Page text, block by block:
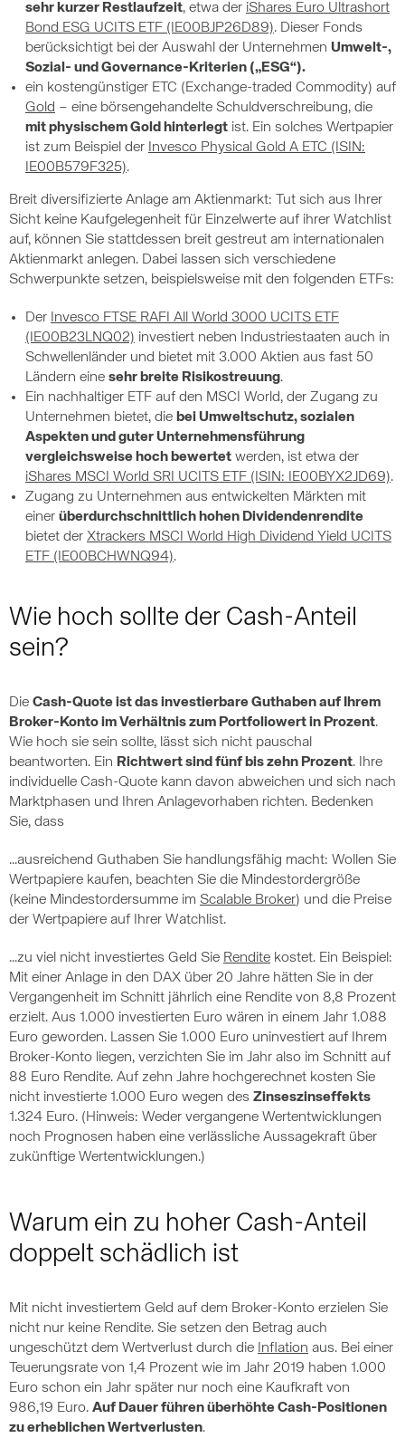
sehr kurzer Restlaufzeit, etwa der iShares Euro Ultrashort
Bond ESG UCITS ETF (IE00BJP26D89). Dieser Fonds
berücksichtigt bei der Auswahl der Unternehmen Umwelt-,
Sozial- und Governance-Kriterien („ESG“).
ein kostengünstiger ETC (Exchange-traded Commodity) auf
Gold – eine börsengehandelte Schuldverschreibung, die
mit physischem Gold hinterlegt ist. Ein solches Wertpapier
ist zum Beispiel der Invesco Physical Gold A ETC (ISIN:
IE00B579F325).
Breit diversifizierte Anlage am Aktienmarkt: Tut sich aus Ihrer
Sicht keine Kaufgelegenheit für Einzelwerte auf ihrer Watchlist
auf, können Sie stattdessen breit gestreut am internationalen
Aktienmarkt anlegen. Dabei lassen sich verschiedene
Schwerpunkte setzen, beispielsweise mit den folgenden ETFs:
Der Invesco FTSE RAFI All World 3000 UCITS ETF
(IE00B23LNQ02) investiert neben Industriestaaten auch in
Schwellenländer und bietet mit 3.000 Aktien aus fast 50
Ländern eine sehr breite Risikostreuung.
Ein nachhaltiger ETF auf den MSCI World, der Zugang zu
Unternehmen bietet, die bei Umweltschutz, sozialen
Aspekten und guter Unternehmensführung
vergleichsweise hoch bewertet werden, ist etwa der
iShares MSCI World SRI UCITS ETF (ISIN: IE00BYX2JD69).
Zugang zu Unternehmen aus entwickelten Märkten mit
einer überdurchschnittlich hohen Dividendenrendite
bietet der Xtrackers MSCI World High Dividend Yield UCITS
ETF (IE00BCHWNQ94).
Wie hoch sollte der Cash-Anteil
sein?
Die Cash-Quote ist das investierbare Guthaben auf Ihrem
Broker-Konto im Verhältnis zum Portfoliowert in Prozent.
Wie hoch sie sein sollte, lässt sich nicht pauschal
beantworten. Ein Richtwert sind fünf bis zehn Prozent. Ihre
individuelle Cash-Quote kann davon abweichen und sich nach
Marktphasen und Ihren Anlagevorhaben richten. Bedenken
Sie, dass
...ausreichend Guthaben Sie handlungsfähig macht: Wollen Sie
Wertpapiere kaufen, beachten Sie die Mindestordergröße
(keine Mindestordersumme im Scalable Broker) und die Preise
der Wertpapiere auf Ihrer Watchlist.
...zu viel nicht investiertes Geld Sie Rendite kostet. Ein Beispiel:
Mit einer Anlage in den DAX über 20 Jahre hätten Sie in der
Vergangenheit im Schnitt jährlich eine Rendite von 8,8 Prozent
erzielt. Aus 1.000 investierten Euro wären in einem Jahr 1.088
Euro geworden. Lassen Sie 1.000 Euro uninvestiert auf Ihrem
Broker-Konto liegen, verzichten Sie im Jahr also im Schnitt auf
88 Euro Rendite. Auf zehn Jahre hochgerechnet kosten Sie
nicht investierte 1.000 Euro wegen des Zinseszinseffekts
1.324 Euro. (Hinweis: Weder vergangene Wertentwicklungen
noch Prognosen haben eine verlässliche Aussagekraft über
zukünftige Wertentwicklungen.)
Warum ein zu hoher Cash-Anteil
doppelt schädlich ist
Mit nicht investiertem Geld auf dem Broker-Konto erzielen Sie
nicht nur keine Rendite. Sie setzen den Betrag auch
ungeschützt dem Wertverlust durch die Inflation aus. Bei einer
Teuerungsrate von 1,4 Prozent wie im Jahr 2019 haben 1.000
Euro schon ein Jahr später nur noch eine Kaufkraft von
986,19 Euro. Auf Dauer führen überhöhte Cash-Positionen
zu erheblichen Wertverlusten.